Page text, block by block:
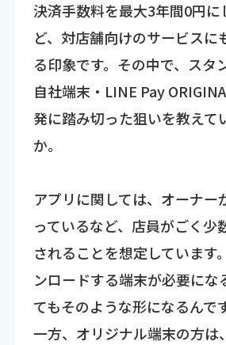
決済手数料を最大3年間0円に
ど、対店舗向けのサービスに
る印象です。その中で、スタ
自社端末・LINE Pay
発に踏み切った狙いを教えて
か。
アプリに関しては、オーナー
っているなど、店員がごく少
されることを想定しています
ンロードする端末が必要にな
てもそのような形になるんで
一方、オリジナル端末の方は